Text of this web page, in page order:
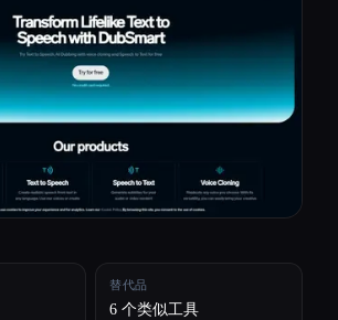
替代品
6 个类似工具